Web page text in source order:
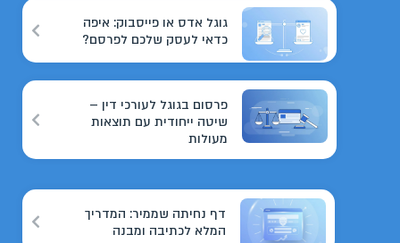
גוגל אדס או פייסבוק: איפה
כדאי לעסק שלכם לפרסם?
פרסום בגוגל לעורכי דין –
שיטה ייחודית עם תוצאות
מעולות
דף נחיתה שממיר: המדריך
המלא לכתיבה ומבנה